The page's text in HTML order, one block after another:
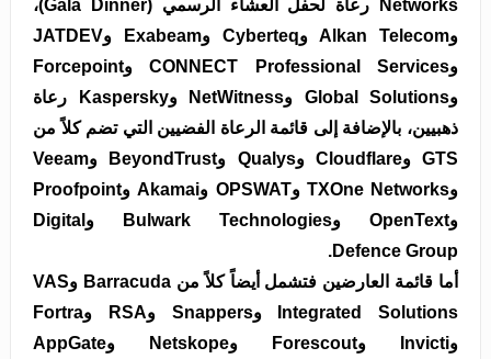
Networks رعاة لحفل العشاء الرسمي (Gala Dinner)،
وAlkan Telecom وCyberteq وExabeam وJATDEV
وCONNECT Professional Services وForcepoint
وGlobal Solutions وNetWitness وKaspersky رعاة
ذهبيين، بالإضافة إلى قائمة الرعاة الفضيين التي تضم كلاً من
GTS وCloudflare وQualys وBeyondTrust وVeeam
وTXOne Networks وOPSWAT وAkamai وProofpoint
وOpenText وBulwark Technologies وDigital
Defence Group.
أما قائمة العارضين فتشمل أيضاً كلاً من Barracuda وVAS
Integrated Solutions وSnappers وRSA وFortra
وInvicti وForescout وNetskope وAppGate